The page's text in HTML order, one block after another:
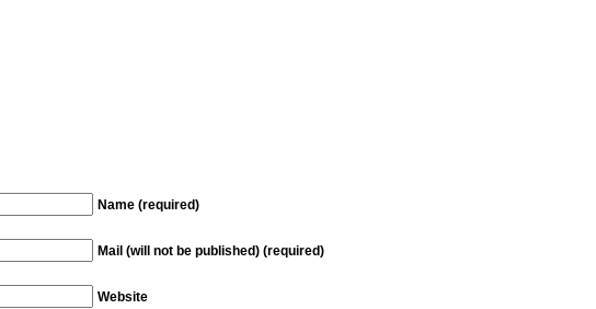
Name (required)
Mail (will not be published) (required)
Website